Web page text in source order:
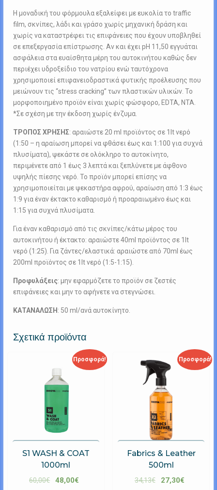
Η μοναδική του φόρμουλα εξαλείφει με ευκολία το traffic
film, σκνίπες, λάδι και γράσο χωρίς μηχανική δράση και
χωρίς να καταστρέφει τις επιφάνειες που έχουν υποβληθεί
σε επεξεργασία επίστρωσης. Αν και έχει pH 11,50 εγγυάται
ασφάλεια στα ευαίσθητα μέρη του αυτοκινήτου καθώς δεν
περιέχει υδροξείδιο του νατρίου ενώ ταυτόχρονα
χρησιμοποιεί επιφανειοδραστικά φυτικής προέλευσης που
μειώνουν τις “stress cracking” των πλαστικών υλικών. Το
μορφοποιημένο προϊόν είναι χωρίς φώσφορο, EDTA, NTA.
*Σε σχέση με την έκδοση χωρίς ένζυμα.
ΤΡΟΠΟΣ ΧΡΗΣΗΣ: αραιώστε 20 ml προϊόντος σε 1lt νερό
(1:50 – η αραίωση μπορεί να φθάσει έως και 1:100 για συχνά
πλυσίματα), ψεκάστε σε ολόκληρο το αυτοκίνητο,
περιμένετε από 1 έως 3 λεπτά και ξεπλύνετε με άφθονο
υψηλής πίεσης νερό. Το προϊόν μπορεί επίσης να
χρησιμοποιείται με ψεκαστήρα αφρού, αραίωση από 1:3 έως
1:9 για έναν έκτακτο καθαρισμό ή προαραιωμένο έως και
1:15 για συχνά πλυσίματα.
Για έναν καθαρισμό από τις σκνίπες/κάτω μέρος του
αυτοκινήτου ή έκτακτο: αραιώστε 40ml προϊόντος σε 1lt
νερό (1:25). Για ζάντες/ελαστικά: αραιώστε από 70ml έως
200ml προϊόντος σε 1lt νερό (1:5-1:15).
Προφυλάξεις: μην εφαρμόζετε το προϊόν σε ζεστές
επιφάνειες και μην το αφήνετε να στεγνώσει.
ΚΑΤΑΝΑΛΩΣΗ : 50 ml/ανά αυτοκίνητο.
Σχετικά προϊόντα
Προσφορά!
S1 WASH & COAT
1000ml
60,00€ 48,00€
Προσφορά!
Fabrics & Leather
500ml
34,13€ 27,30€